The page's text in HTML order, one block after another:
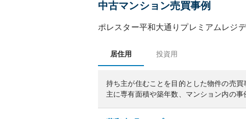
中古マンション売買事例
ポレスター平和大通りプレミアムレジ
居住用 投資用
持ち主が住むことを目的とした物件の売買
主に専有面積や築年数、マンション内の